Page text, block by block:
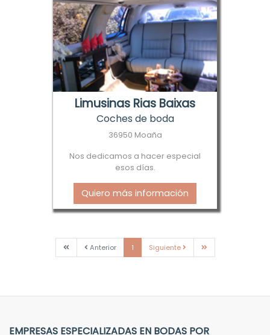
Limusinas Rias Baixas
Coches de boda
36950 Moaña
Nos dedicamos a hacer especial
esos días.
Quiero más información
PrimeraAnteriorAnterior
1 Siguiente SiguienteÚltima
EMPRESAS ESPECIALIZADAS EN BODAS POR